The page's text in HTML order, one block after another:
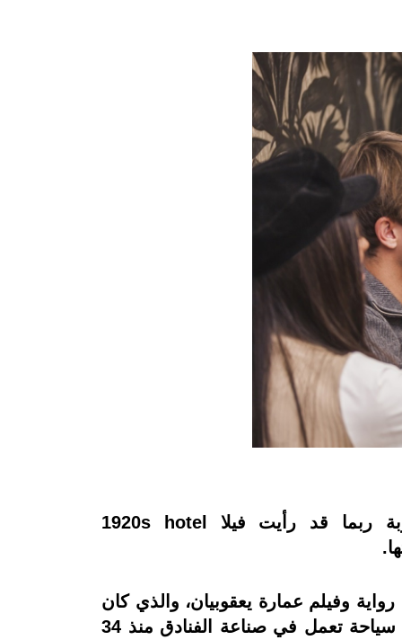
مصر الجديدة معروفة بمبانيها التراثية وشوارعا الراقية، وإن مررت بالقرب من الكوربة ربما قد رأيت فيلا 1920s hotel
يعقوبيان" من رواية وفيلم عمارة يعقوبيان، والذي كان
رئيس الجالية الأرمنية في مصر، وقد عاش بها حتى وفاته، إلا أن قررت Flash Group (شركة سياحة تعمل في صناعة الفنادق منذ 34